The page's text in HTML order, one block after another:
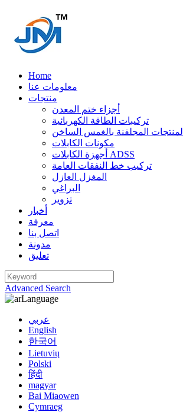
Home
معلومات عنا
منتجات
أجزاء ختم المعدن
تركيبات الطاقة الكهربائية
المنتجات المجلفنة بالغمس الساخن
مكونات الكابلات
أجهزة الكابلات ADSS
تركيب خط النفقات العامة
المغزل العازل
البراغي
تزوير
أخبار
معرفة
اتصل بنا
مدونة
تعليق
Advanced Search
Language
عربي
English
한국어
Lietuvių
Polski
हिंदी
magyar
Bai Miaowen
Cymraeg